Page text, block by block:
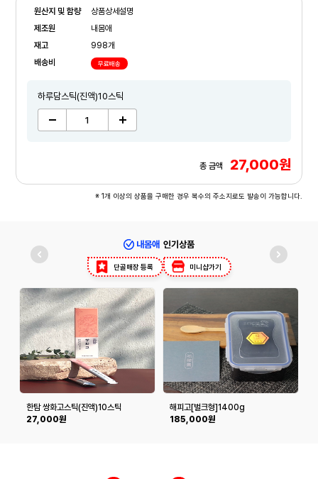
원산지 및 함량
상품상세설명
제조원
내몸애
재고
998개
배송비
무료배송
하루담스틱(진액)10스틱
총 금액 27,000원
※ 1개 이상의 상품을 구매한 경우 복수의 주소지로도 발송이 가능합니다.
내몸애 인기상품
단골매장 등록 미니샵가기
한탐 쌍화고스틱(진액)10스틱
27,000원
해피고[벌크형]1400g
185,000원